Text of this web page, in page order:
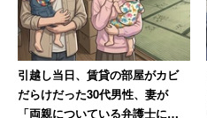
「出産したときの育児休
なくできる。実際に取得
側も抵抗なく取得してい
引越し当日、賃貸の部屋がカビ
だらけだった30代男性、妻が
「両親についている弁護士に相